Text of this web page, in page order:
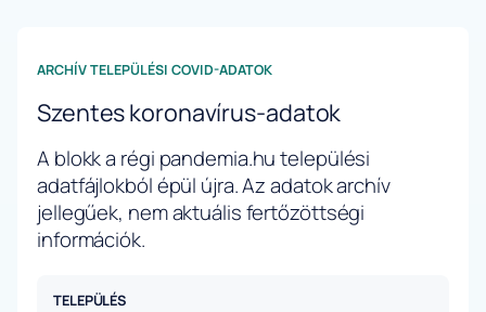
ARCHÍV TELEPÜLÉSI COVID-ADATOK
Szentes koronavírus-adatok
A blokk a régi pandemia.hu települési
adatfájlokból épül újra. Az adatok archív
jellegűek, nem aktuális fertőzöttségi
információk.
TELEPÜLÉS